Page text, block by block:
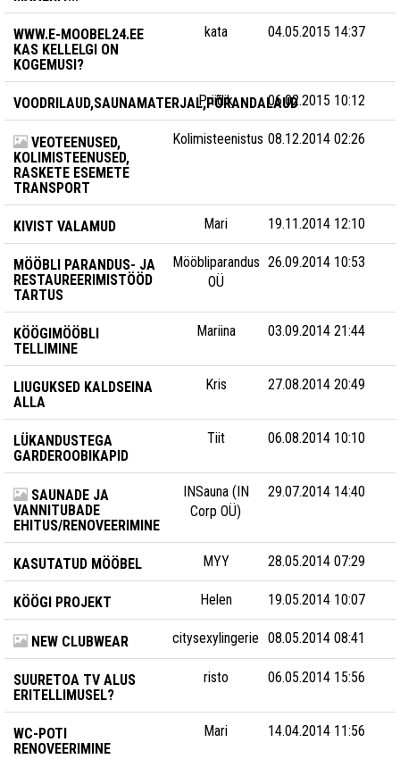
WWW.E-MOOBEL24.EE
KAS KELLELGI ON
KOGEMUSI?
kata 04.05.2015 14:37
VOODRILAUD,SAUNAMATERJAL,PÕRANDALAUD
Priidik 06.02.2015 10:12
VEOTEENUSED,
KOLIMISTEENUSED,
RASKETE ESEMETE
TRANSPORT
Kolimisteenistus 08.12.2014 02:26
KIVIST VALAMUD Mari 19.11.2014 12:10
MÖÖBLI PARANDUS- JA
RESTAUREERIMISTÖÖD
TARTUS
Mööbliparandus
OÜ
26.09.2014 10:53
KÖÖGIMÖÖBLI
TELLIMINE
Mariina 03.09.2014 21:44
LIUGUKSED KALDSEINA
ALLA
Kris 27.08.2014 20:49
LÜKANDUSTEGA
GARDEROOBIKAPID
Tiit 06.08.2014 10:10
SAUNADE JA
VANNITUBADE
EHITUS/RENOVEERIMINE
INSauna (IN
Corp OÜ)
29.07.2014 14:40
KASUTATUD MÖÖBEL MYY 28.05.2014 07:29
KÖÖGI PROJEKT Helen 19.05.2014 10:07
NEW CLUBWEAR citysexylingerie 08.05.2014 08:41
SUURETOA TV ALUS
ERITELLIMUSEL?
risto 06.05.2014 15:56
WC-POTI
RENOVEERIMINE
Mari 14.04.2014 11:56